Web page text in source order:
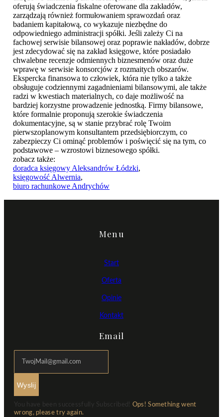
oferują świadczenia fiskalne oferowane dla zakładów,
zarządzają również formułowaniem sprawozdań oraz
badaniem kapitałową, co wykazuje niezbędne do
odpowiedniego administracji spółki. Jeśli zależy Ci na
fachowej serwisie bilansowej oraz poprawie nakładów, dobrze
jest zdecydować się na zakład księgowe, które posiadało
chwalebne recenzje odmiennych biznesmenów oraz duże
wprawę w serwisie konsorcjów z rozmaitych obszarów.
Ekspercka finansowa to człowiek, która nie tylko a także
obsługuje codziennymi zagadnieniami bilansowymi, ale także
radzi w kwestiach materialnych, co daje możliwość na
bardziej korzystne prowadzenie jednostką. Firmy bilansowe,
które formalnie proponują szerokie świadczenia
dokumentacyjne, są w stanie przybrać rolę Twoim
pierwszoplanowym konsultantem przedsiębiorczym, co
zabezpieczy Ci ominąć problemów i poświęcić się na tym, co
podstawowe – wzrostowi biznesowego spółki.
zobacz także:
doradca księgowy Aleksandrów Łódzki,
księgowość Alwernia,
biuro rachunkowe Andrychów
Menu
Start
Oferta
Opinie
Kontakt
Email
Wyslij
You have been successfully Subscribed!
Ops! Something went
wrong, please try again.